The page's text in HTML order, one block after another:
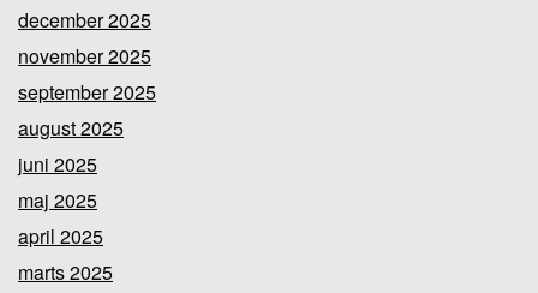
december 2025
november 2025
september 2025
august 2025
juni 2025
maj 2025
april 2025
marts 2025